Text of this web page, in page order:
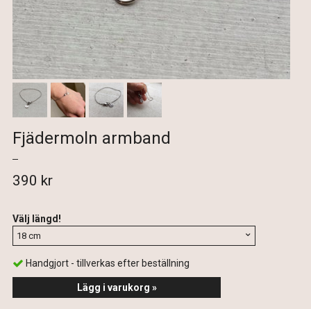
Fjädermoln armband
390 kr
Välj längd!
Handgjort - tillverkas efter beställning
Lägg i varukorg »